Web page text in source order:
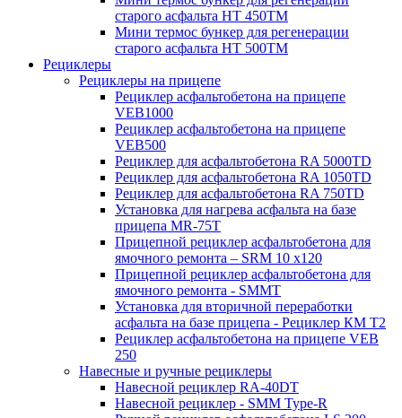
старого асфальта НТ 450ТМ
Мини термос бункер для регенерации
старого асфальта НТ 500ТМ
Рециклеры
Рециклеры на прицепе
Рециклер асфальтобетона на прицепе
VEB1000
Рециклер асфальтобетона на прицепе
VEB500
Рециклер для асфальтобетона RA 5000TD
Рециклер для асфальтобетона RA 1050TD
Рециклер для асфальтобетона RA 750TD
Установка для нагрева асфальта на базе
прицепа MR-75T
Прицепной рециклер асфальтобетона для
ямочного ремонта – SRM 10 x120
Прицепной рециклер асфальтобетона для
ямочного ремонта - SMMT
Установка для вторичной переработки
асфальта на базе прицепа - Рециклер КМ T2
Рециклер асфальтобетона на прицепе VEB
250
Навесные и ручные рециклеры
Навесной рециклер RA-40DT
Навесной рециклер - SMM Type-R